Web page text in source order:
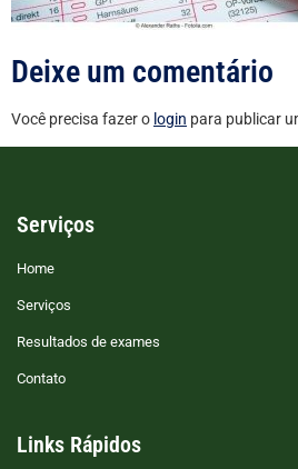
Deixe um comentário
Você precisa fazer o login para publicar
Serviços
Home
Serviços
Resultados de exames
Contato
Links Rápidos